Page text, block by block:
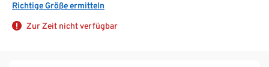
Richtige Größe ermitteln
Zur Zeit nicht verfügbar